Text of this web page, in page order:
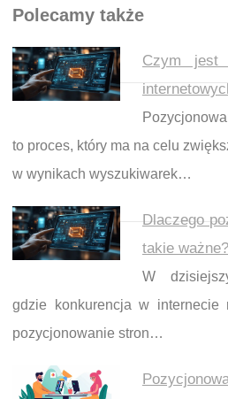
Polecamy także
Czym jest
to proces, który ma na celu
w wynikach wyszukiwarek…
Dlaczego
takie ważne?
W
gdzie konkurencja w
pozycjonowanie stron…
Nawigacja wpisu